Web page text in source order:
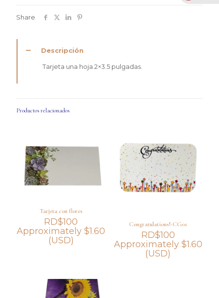
Share
Descripción
Tarjeta una hoja 2×3.5 pulgadas.
Productos relacionados
Tarjeta con flores
RD$100
Approximately$1.60
(USD)
Congratulations!-CG01
RD$100
Approximately $1.60
(USD)